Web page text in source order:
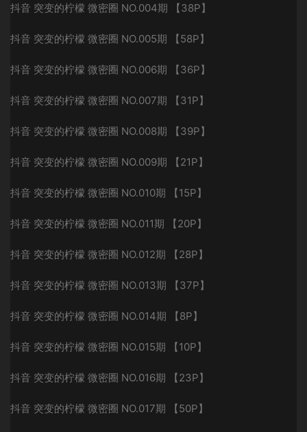
抖音 突变的柠檬 微密圈 NO.004期 【38P】
抖音 突变的柠檬 微密圈 NO.005期 【58P】
抖音 突变的柠檬 微密圈 NO.006期 【36P】
抖音 突变的柠檬 微密圈 NO.007期 【31P】
抖音 突变的柠檬 微密圈 NO.008期 【39P】
抖音 突变的柠檬 微密圈 NO.009期 【21P】
抖音 突变的柠檬 微密圈 NO.010期 【15P】
抖音 突变的柠檬 微密圈 NO.011期 【20P】
抖音 突变的柠檬 微密圈 NO.012期 【28P】
抖音 突变的柠檬 微密圈 NO.013期 【37P】
抖音 突变的柠檬 微密圈 NO.014期 【8P】
抖音 突变的柠檬 微密圈 NO.015期 【10P】
抖音 突变的柠檬 微密圈 NO.016期 【23P】
抖音 突变的柠檬 微密圈 NO.017期 【50P】